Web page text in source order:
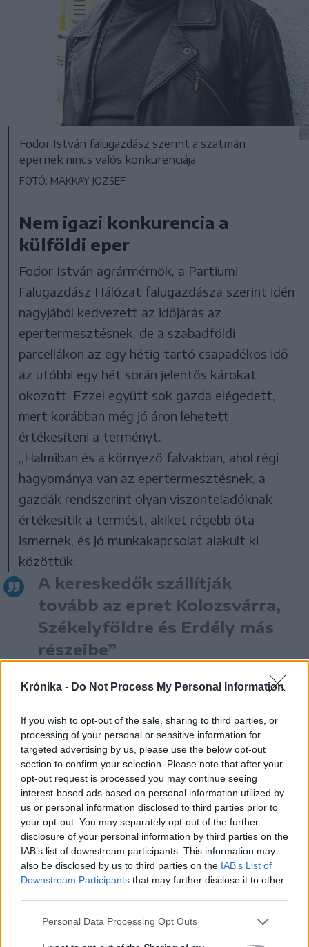
Krónika - Do Not Process My Personal Information
If you wish to opt-out of the sale, sharing to third parties, or
processing of your personal or sensitive information for
targeted advertising by us, please use the below opt-out
section to confirm your selection. Please note that after your
opt-out request is processed you may continue seeing
interest-based ads based on personal information utilized by
us or personal information disclosed to third parties prior to
your opt-out. You may separately opt-out of the further
disclosure of your personal information by third parties on the
IAB’s list of downstream participants. This information may
also be disclosed by us to third parties on the IAB’s List of
Downstream Participants that may further disclose it to other
Personal Data Processing Opt Outs
Fodor István falugazdász szerint a szatmári
epernek nincs valós konkurenciája
FOTÓ: MAKKAY JÓZSEF
Nem igazi konkurencia a
külföldi eper
Fodor István agrármérnök, a Partiumi
Falugazdász Hálózat falugazdásza szerint idén
nagyjából kedvezett az időjárás az
epertermesztésnek, de a szabadföldi
parcellákon az egy hétig tartó csapadékos idő
az utóbbi egy hét során jelentős károkat
okozott. Ezzel együtt sok gazda elégedett,
mert korábban még jó áron lehetett
értékesíteni a terményt.
,,Halmiban és a környező falvakban, ahol régi
hagyománya van az epertermesztésnek, a
gazdák rendszerint olyan viszonteladóknak
értékesítik a termést, akiket régebb óta
ismernek, és jó munkakapcsolat alakult ki
közöttük.
A kereskedők szállítják
tovább az epret Kolozsvárra,
Székelyföldre és Erdély más
részeibe”
szakember. Fodor úgy látja, hogy a szatmári
piacon. A partiumi eper megjelenése előtt
importálnak ugyan spanyol árut is, de a kemény
és ízetlen gyümölcsöt nem lehet
összehasonlítani a szatmári termékkel.